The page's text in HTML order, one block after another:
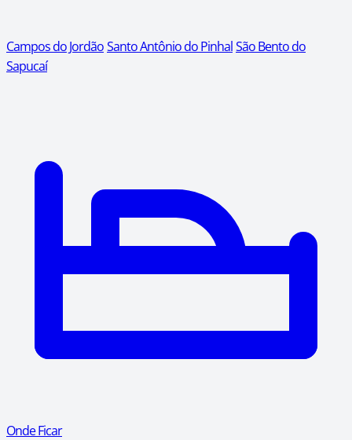
Campos do JordãoSanto Antônio do PinhalSão Bento do
Sapucaí
Onde Ficar